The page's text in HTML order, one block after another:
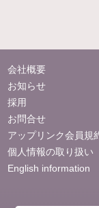
会社概要
お知らせ
採用
お問合せ
アップリンク会員規
個人情報の取り扱い
English information